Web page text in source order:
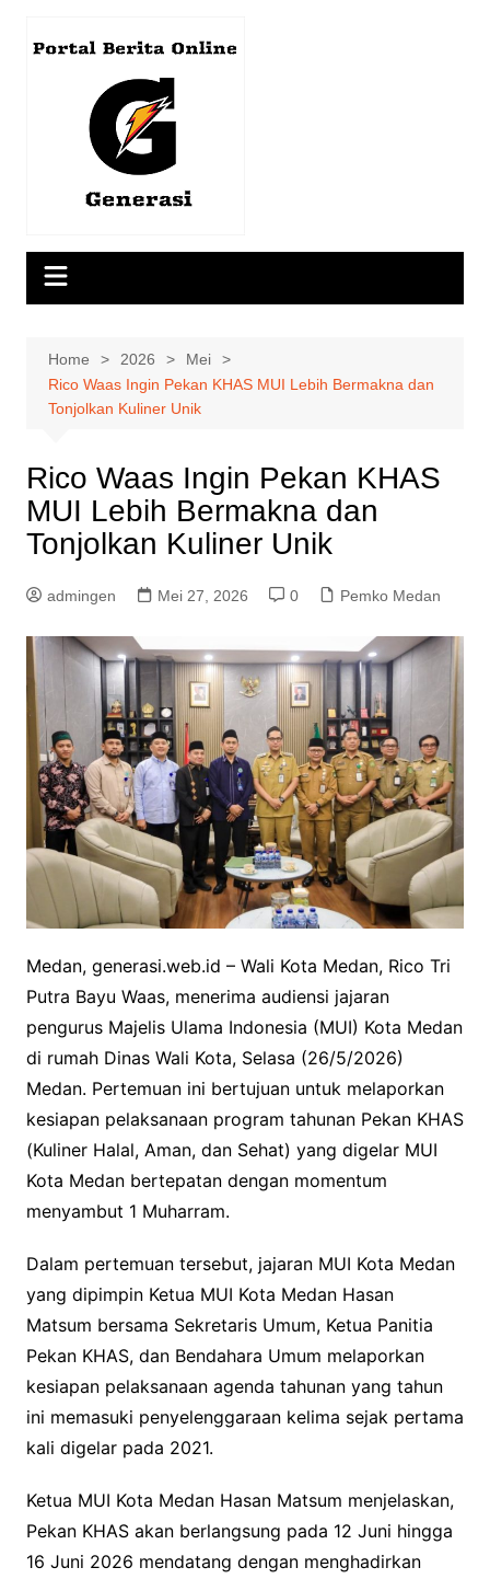
Home 2026
Mei
Rico Waas Ingin Pekan KHAS MUI Lebih Bermakna dan
Tonjolkan Kuliner Unik
Rico Waas Ingin Pekan KHAS
MUI Lebih Bermakna dan
Tonjolkan Kuliner Unik
admingen Mei 27, 2026 0 Pemko Medan
Medan, generasi.web.id – Wali Kota Medan, Rico Tri
Putra Bayu Waas, menerima audiensi jajaran
pengurus Majelis Ulama Indonesia (MUI) Kota Medan
di rumah Dinas Wali Kota, Selasa (26/5/2026)
Medan. Pertemuan ini bertujuan untuk melaporkan
kesiapan pelaksanaan program tahunan Pekan KHAS
(Kuliner Halal, Aman, dan Sehat) yang digelar MUI
Kota Medan bertepatan dengan momentum
menyambut 1 Muharram.
Dalam pertemuan tersebut, jajaran MUI Kota Medan
yang dipimpin Ketua MUI Kota Medan Hasan
Matsum bersama Sekretaris Umum, Ketua Panitia
Pekan KHAS, dan Bendahara Umum melaporkan
kesiapan pelaksanaan agenda tahunan yang tahun
ini memasuki penyelenggaraan kelima sejak pertama
kali digelar pada 2021.
Ketua MUI Kota Medan Hasan Matsum menjelaskan,
Pekan KHAS akan berlangsung pada 12 Juni hingga
16 Juni 2026 mendatang dengan menghadirkan